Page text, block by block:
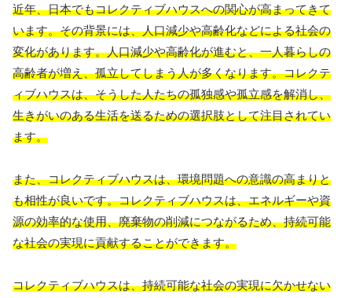
近年、日本でもコレクティブハウスへの関心が高まってきて
います。その背景には、人口減少や高齢化などによる社会の
変化があります。人口減少や高齢化が進むと、一人暮らしの
高齢者が増え、孤立してしまう人が多くなります。コレクテ
ィブハウスは、そうした人たちの孤独感や孤立感を解消し、
生きがいのある生活を送るための選択肢として注目されてい
ます。
また、コレクティブハウスは、環境問題への意識の高まりと
も相性が良いです。コレクティブハウスは、エネルギーや資
源の効率的な使用、廃棄物の削減につながるため、持続可能
な社会の実現に貢献することができます。
コレクティブハウスは、持続可能な社会の実現に欠かせない